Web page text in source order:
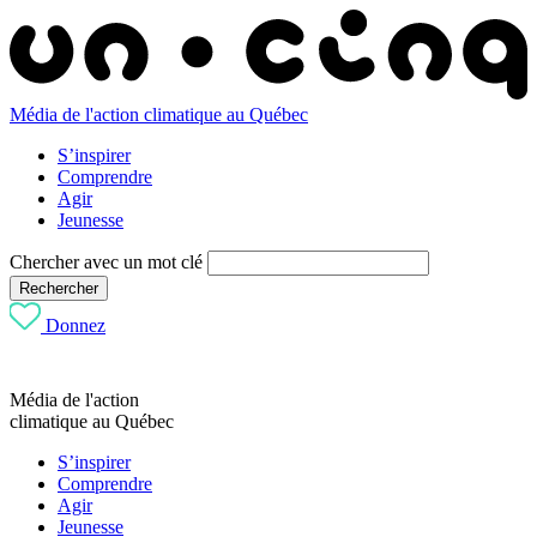
Média de l'action climatique au Québec
S’inspirer
Comprendre
Agir
Jeunesse
Chercher avec un mot clé
Rechercher
Donnez
Média de l'action
climatique au Québec
S’inspirer
Comprendre
Agir
Jeunesse